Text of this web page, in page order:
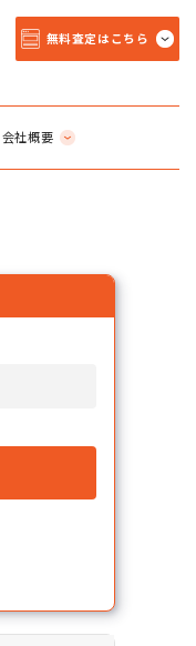
無料査定はこちら
会社概要